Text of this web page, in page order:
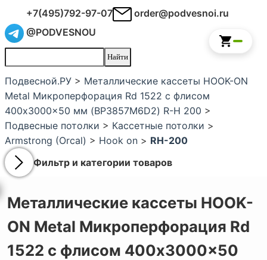
+7(495)792-97-07
order@podvesnoi.ru
@PODVESNOU
Подвесной.РУ > Металлические кассеты HOOK-ON
Metal Микроперфорация Rd 1522 с флисом
400x3000x50 мм (BP3857M6D2) R-H 200 >
Подвесные потолки > Кассетные потолки >
Armstrong (Orcal) > Hook on > RH-200
Фильтр и категории товаров
Металлические кассеты HOOK-
ON Metal Микроперфорация Rd
1522 с флисом 400x3000x50